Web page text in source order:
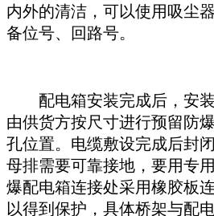
内外的清洁，可以使用吸尘
备位号、回路号。
配电箱安装完成后，安装
由供货方按尺寸进行预留防
孔位置。电缆敷设完成后封
母排需要可靠接地，要用专
爆配电箱连接处采用橡胶板
以得到保护，具体桥架与配